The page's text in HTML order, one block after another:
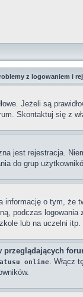
z logowaniem i
Jeżeli są
Skontaktuj się z
jest rejestracja.
do grup
informację o tym, że
podczas logowania
lub na uczelni
przeglądających
online. Włącz